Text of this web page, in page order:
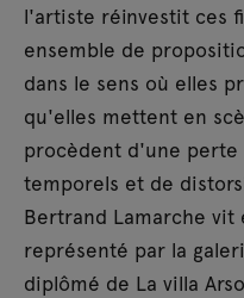
l'artiste réinvestit ces
ensemble de
dans le sens où elles
qu'elles mettent en
procèdent d'une
temporels et de
Bertrand Lamarche vit
représenté par la
diplômé de La villa